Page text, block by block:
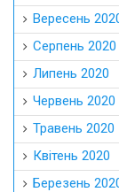
Вересень
Серпень 2020
Липень 2020
Червень 2020
Травень 2020
Квітень 2020
Березень